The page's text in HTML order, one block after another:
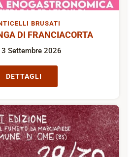
BRUSATI
DI FRANCIACORTA
Settembre 2026
DETTAGLI